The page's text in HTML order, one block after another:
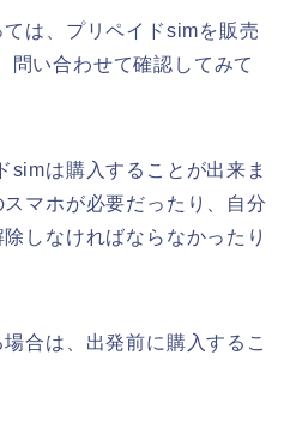
は、プリペイドsimを販売
問い合わせて確認してみて
simは購入することが出来ま
マホが必要だったり、自分
しなければならなかったり
合は、出発前に購入するこ